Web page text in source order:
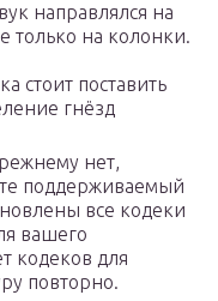
направлялся на
только на колонки.
стоит поставить
гнёзд
нет,
поддерживаемый
все кодеки
вашего
кодеков для
повторно.